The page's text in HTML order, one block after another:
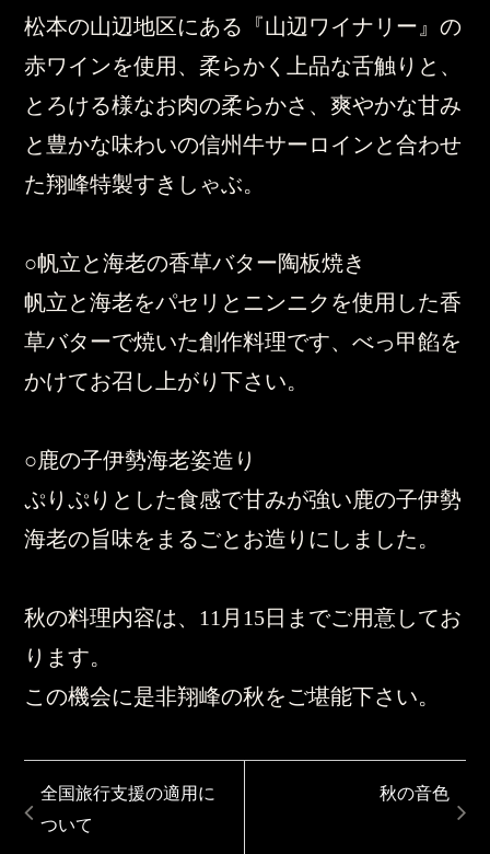
松本の山辺地区にある『山辺ワイナリー』の
赤ワインを使用、柔らかく上品な舌触りと、
とろける様なお肉の柔らかさ、爽やかな甘み
と豊かな味わいの信州牛サーロインと合わせ
た翔峰特製すきしゃぶ。
○帆立と海老の香草バター陶板焼き
帆立と海老をパセリとニンニクを使用した香
草バターで焼いた創作料理です、べっ甲餡を
かけてお召し上がり下さい。
○鹿の子伊勢海老姿造り
ぷりぷりとした食感で甘みが強い鹿の子伊勢
海老の旨味をまるごとお造りにしました。
秋の料理内容は、11月15日までご用意してお
ります。
この機会に是非翔峰の秋をご堪能下さい。
全国旅行支援の適用に
ついて
秋の音色